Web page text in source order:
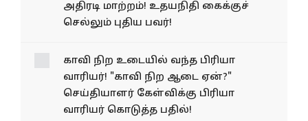
அதிரடி மாற்றம்! உதயநிதி கைக்குச்
செல்லும் புதிய பவர்!
காவி நிற உடையில் வந்த பிரியா
வாரியர்! "காவி நிற ஆடை ஏன்?"
செய்தியாளர் கேள்விக்கு பிரியா
வாரியர் கொடுத்த பதில்!